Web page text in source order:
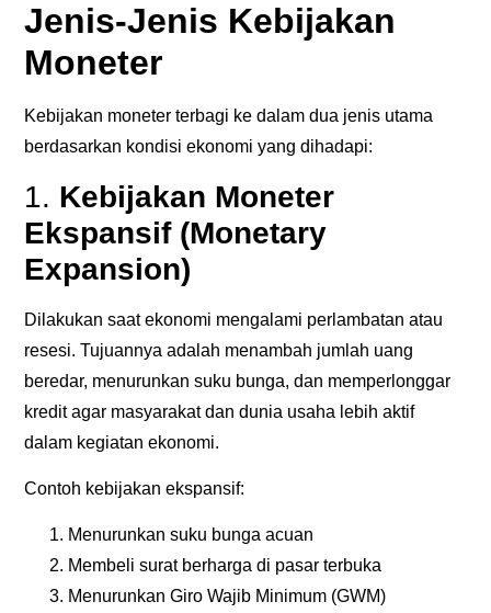
Jenis-Jenis Kebijakan
Moneter
Kebijakan moneter terbagi ke dalam dua jenis utama
berdasarkan kondisi ekonomi yang dihadapi:
1. Kebijakan Moneter
Ekspansif (Monetary
Expansion)
Dilakukan saat ekonomi mengalami perlambatan atau
resesi. Tujuannya adalah menambah jumlah uang
beredar, menurunkan suku bunga, dan memperlonggar
kredit agar masyarakat dan dunia usaha lebih aktif
dalam kegiatan ekonomi.
Contoh kebijakan ekspansif:
Menurunkan suku bunga acuan
Membeli surat berharga di pasar terbuka
Menurunkan Giro Wajib Minimum (GWM)